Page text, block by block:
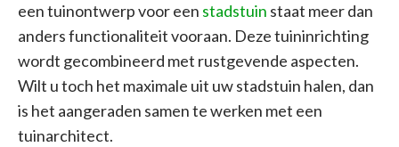
een tuinontwerp voor een stadstuin staat meer dan
anders functionaliteit vooraan. Deze tuininrichting
wordt gecombineerd met rustgevende aspecten.
Wilt u toch het maximale uit uw stadstuin halen, dan
is het aangeraden samen te werken met een
tuinarchitect.